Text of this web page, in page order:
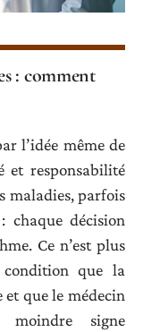
: comment
l’idée même de
et responsabilité
maladies, parfois
chaque décision
Ce n’est plus
que la
que le médecin
signe